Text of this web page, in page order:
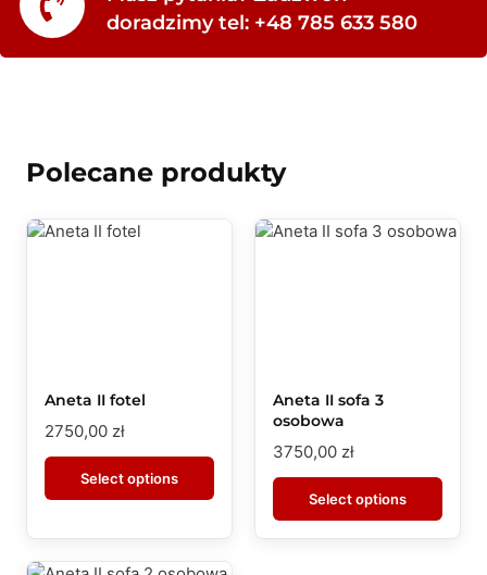
doradzimy tel: +48 785 633 580
Polecane produkty
Aneta II fotel
2750,00 zł
Select options
Aneta II sofa 3
osobowa
3750,00 zł
Select options